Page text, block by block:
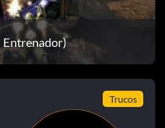
- Mata a 10 enemigos mientras
- Mata a 50 enemigos en
Entrenador)
Trucos